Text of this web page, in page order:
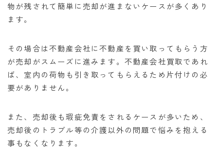
物が残されて簡単に売却が進まないケースが多くあり
ます。
その場合は不動産会社に不動産を買い取ってもらう方
が売却がスムーズに進みます。不動産会社買取であれ
ば、室内の荷物も引き取ってもらえるため片付けの必
要がありません。
また、売却後も瑕疵免責をされるケースが多いため、
売却後のトラブル等の介護以外の問題で悩みを抱える
事もなくなります。